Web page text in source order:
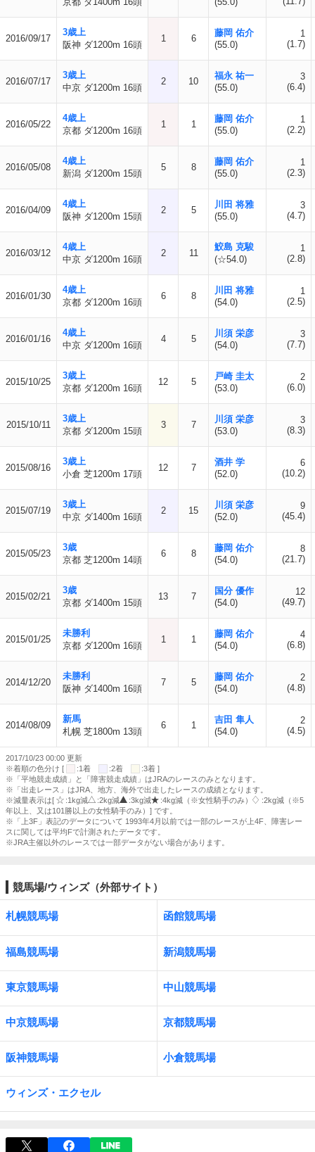
2016/09/17
3歳上
阪神 ダ1200m 16頭
1 6
藤岡 佑介
(55.0)
1
(1.7)
2016/07/17
3歳上
中京 ダ1200m 16頭
2 10
福永 祐一
(55.0)
3
(6.4)
2016/05/22
4歳上
京都 ダ1200m 16頭
1 1
藤岡 佑介
(55.0)
1
(2.2)
2016/05/08
4歳上
新潟 ダ1200m 15頭
5 8
藤岡 佑介
(55.0)
1
(2.3)
2016/04/09
4歳上
阪神 ダ1200m 15頭
2 5
川田 将雅
(55.0)
3
(4.7)
2016/03/12
4歳上
中京 ダ1200m 16頭
2 11
鮫島 克駿
(☆54.0)
1
(2.8)
2016/01/30
4歳上
京都 ダ1200m 16頭
6 8
川田 将雅
(54.0)
1
(2.5)
2016/01/16
4歳上
中京 ダ1200m 16頭
4 5
川須 栄彦
(54.0)
3
(7.7)
2015/10/25
3歳上
京都 ダ1200m 16頭
12 5
戸崎 圭太
(53.0)
2
(6.0)
2015/10/11
3歳上
京都 ダ1200m 15頭
3 7
川須 栄彦
(53.0)
3
(8.3)
2015/08/16
3歳上
小倉 芝1200m 17頭
12 7
酒井 学
(52.0)
6
(10.2)
2015/07/19
3歳上
中京 ダ1400m 16頭
2 15
川須 栄彦
(52.0)
9
(45.4)
2015/05/23
3歳
京都 芝1200m 14頭
6 8
藤岡 佑介
(54.0)
8
(21.7)
2015/02/21
3歳
京都 ダ1400m 15頭
13 7
国分 優作
(54.0)
12
(49.7)
2015/01/25
未勝利
京都 ダ1200m 16頭
1 1
藤岡 佑介
(54.0)
4
(6.8)
2014/12/20
未勝利
阪神 ダ1400m 16頭
7 5
藤岡 佑介
(54.0)
2
(4.8)
2014/08/09
新馬
札幌 芝1800m 13頭
6 1
吉田 隼人
(54.0)
2
(4.5)
2017/10/23 00:00 更新
※着順の色分け [
:1着 :2着
:3着 ]
※「平地競走成績」と「障害競走成績」はJRAのレースのみとなります。
※「出走レース」はJRA、地方、海外で出走したレースの成績となります。
※減量表示は[
:1kg減 :2kg減 :3kg減 :4kg減（※女性騎手のみ）
:2kg減（※5
年以上、又は101勝以上の女性騎手のみ）] です。
※「上3F」表記のデータについて 1993年4月以前では一部のレースが上4F、障害レー
スに関しては平均Fで計測されたデータです。
※JRA主催以外のレースでは一部データがない場合があります。
競馬場/ウィンズ（外部サイト）
札幌競馬場 函館競馬場
福島競馬場 新潟競馬場
東京競馬場 中山競馬場
中京競馬場 京都競馬場
阪神競馬場 小倉競馬場
ウィンズ・エクセル